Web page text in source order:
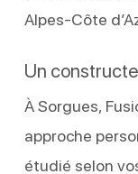
Alpes-Côte
Un
À Sorgues,
approche
étudié selon